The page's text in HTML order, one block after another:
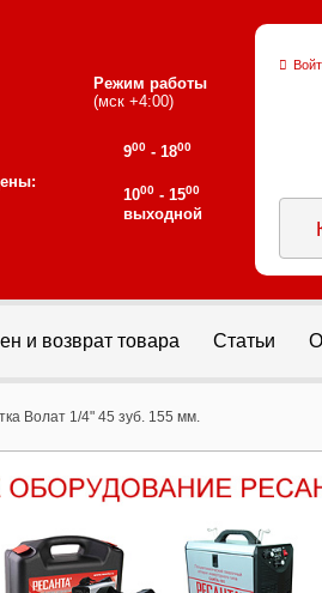
Режим работы
(мск +4:00)
900 - 1800
1000 - 1500
выходной
и возврат товара Статьи
Волат 1/4" 45 зуб. 155 мм.